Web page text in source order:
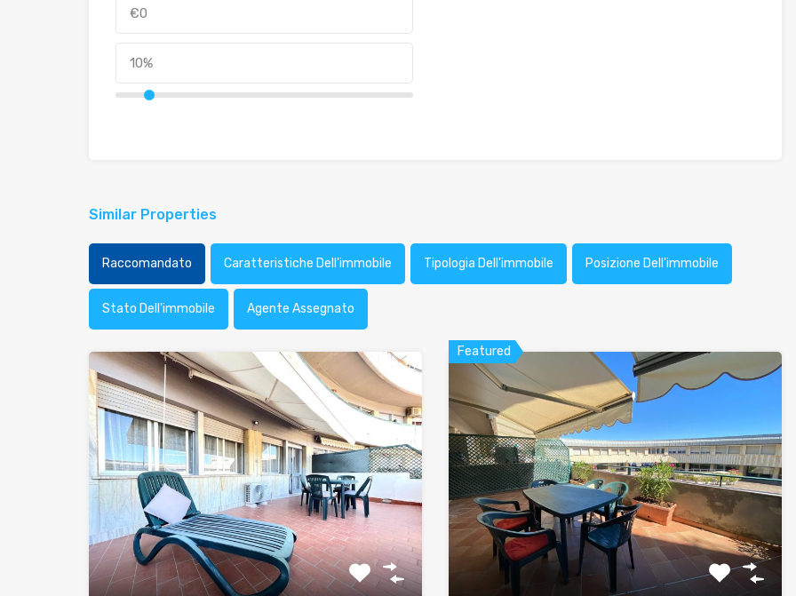
Similar Properties
Raccomandato Caratteristiche Dell'immobile Tipologia Dell'immobile Posizione Dell'immobile
Stato Dell'immobile Agente Assegnato
Featured